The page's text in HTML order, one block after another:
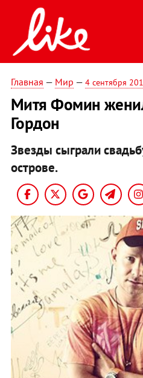
Главная — Мир — 4 сентября
Митя Фомин
Гордон
Звезды сыграли
острове.